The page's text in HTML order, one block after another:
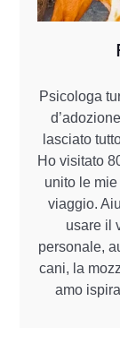
Psicologa
lasciato
Ho visitato
unito le
viaggio.
usare il
personale,
cani, la
amo